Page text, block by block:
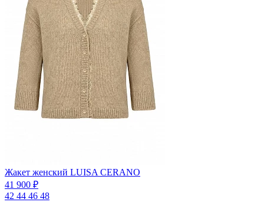
Жакет женский LUISA CERANO
41 900 ₽
42 44 46 48